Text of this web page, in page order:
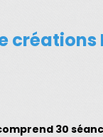
créations
30